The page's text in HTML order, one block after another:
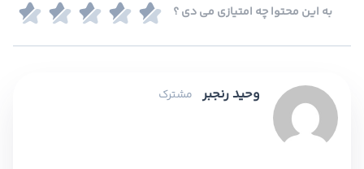
به این محتوا چه امتیازی می دی ؟
وحید رنجبر مشترک